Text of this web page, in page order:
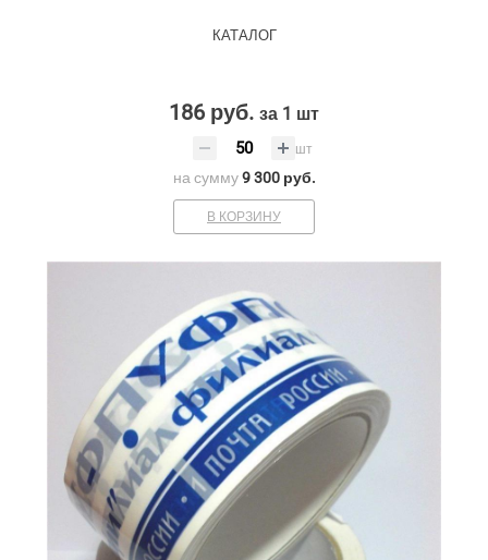
КАТАЛОГ
186 руб. за 1 шт
шт
на сумму9 300 руб.
В КОРЗИНУ